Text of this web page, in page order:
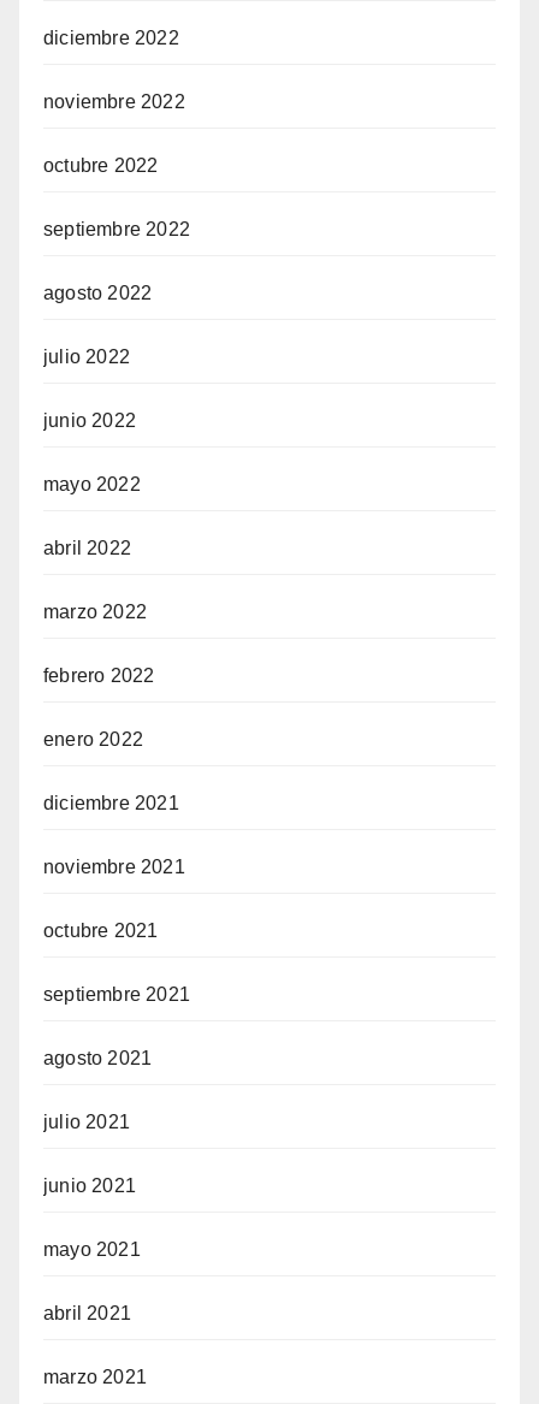
diciembre 2022
noviembre 2022
octubre 2022
septiembre 2022
agosto 2022
julio 2022
junio 2022
mayo 2022
abril 2022
marzo 2022
febrero 2022
enero 2022
diciembre 2021
noviembre 2021
octubre 2021
septiembre 2021
agosto 2021
julio 2021
junio 2021
mayo 2021
abril 2021
marzo 2021